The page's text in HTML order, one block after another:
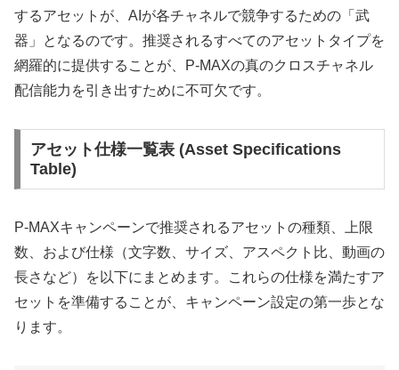
するアセットが、AIが各チャネルで競争するための「武
器」となるのです。推奨されるすべてのアセットタイプを
網羅的に提供することが、P-MAXの真のクロスチャネル
配信能力を引き出すために不可欠です。
アセット仕様一覧表 (Asset Specifications
Table)
P-MAXキャンペーンで推奨されるアセットの種類、上限
数、および仕様（文字数、サイズ、アスペクト比、動画の
長さなど）を以下にまとめます。これらの仕様を満たすア
セットを準備することが、キャンペーン設定の第一歩とな
ります。